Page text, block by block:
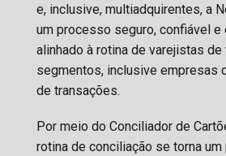
e, inclusive, multiadquirentes, a
um processo seguro, confiável e
alinhado à rotina de varejistas
segmentos, inclusive empresas
de transações.
Por meio do Conciliador de
rotina de conciliação se torna